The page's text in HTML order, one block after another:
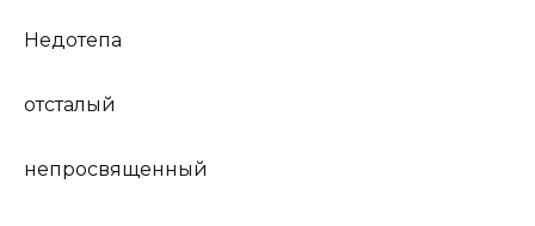
Недотепа
отсталый
непросвященный